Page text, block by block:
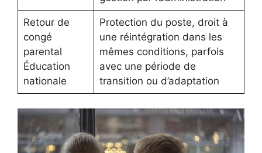
Retour de
congé
parental
Éducation
nationale
Protection du poste, droit à
une réintégration dans les
mêmes conditions, parfois
avec une période de
transition ou d’adaptation